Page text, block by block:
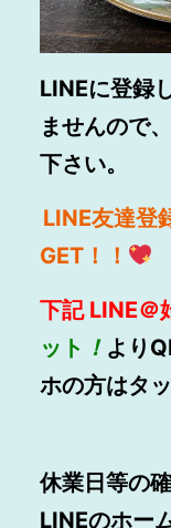
LINEに登録
ませんので
下さい。
LINE友達登
GET！！
下記 LINE＠
ット ！ より
ホの方はタ
休業日等の
LINEのホー